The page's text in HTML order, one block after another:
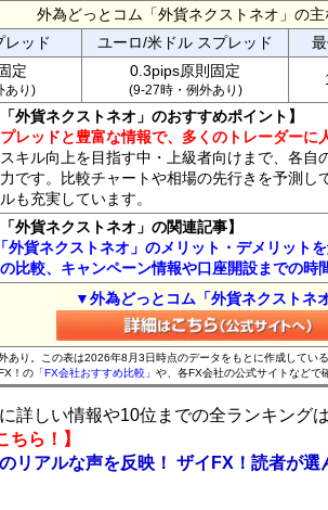
外為どっとコム「外貨ネクストネオ」の主
レッド
ユーロ/米ドル スプレッド
定
あり)
0.3pips原則固定
(9-27時・例外あり)
外貨ネクストネオ」のおすすめポイント】
レッドと豊富な情報で、多くのトレーダーに
キル向上を目指す中・上級者向けまで、各自
です。比較チャートや相場の先行きを予測し
も充実しています。
外貨ネクストネオ」の関連記事】
外貨ネクストネオ」のメリット・デメリット
比較、キャンペーン情報や口座開設までの時
▼外為どっとコム「外貨ネクストネ
あり。この表は2026年8月3日時点のデータをもとに作成してい
！の 「FX会社おすすめ比較」 や、各FX会社の公式サイトなどで
詳しい情報や10位までの全ランキング
ちら！】
リアルな声を反映！ ザイFX！読者が